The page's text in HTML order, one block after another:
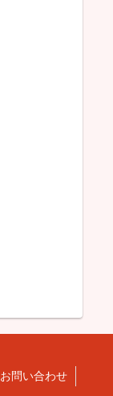
お問い合わせ